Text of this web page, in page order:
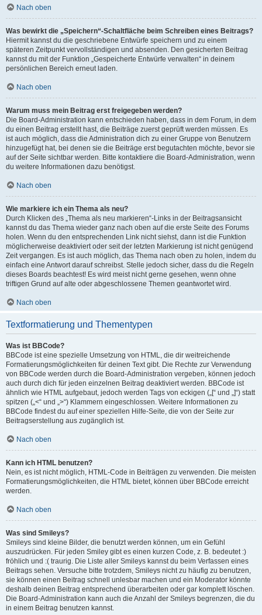
Nach oben
Was bewirkt die „Speichern“-Schaltfläche beim Schreiben eines Beitrags?
Hiermit kannst du die geschriebene Entwürfe speichern und zu einem
späteren Zeitpunkt vervollständigen und absenden. Den gesicherten Beitrag
kannst du mit der Funktion „Gespeicherte Entwürfe verwalten“ in deinem
persönlichen Bereich erneut laden.
Nach oben
Warum muss mein Beitrag erst freigegeben werden?
Die Board-Administration kann entschieden haben, dass in dem Forum, in dem
du einen Beitrag erstellt hast, die Beiträge zuerst geprüft werden müssen. Es
ist auch möglich, dass die Administration dich zu einer Gruppe von Benutzern
hinzugefügt hat, bei denen sie die Beiträge erst begutachten möchte, bevor sie
auf der Seite sichtbar werden. Bitte kontaktiere die Board-Administration, wenn
du weitere Informationen dazu benötigst.
Nach oben
Wie markiere ich ein Thema als neu?
Durch Klicken des „Thema als neu markieren“-Links in der Beitragsansicht
kannst du das Thema wieder ganz nach oben auf die erste Seite des Forums
holen. Wenn du den entsprechenden Link nicht siehst, dann ist die Funktion
möglicherweise deaktiviert oder seit der letzten Markierung ist nicht genügend
Zeit vergangen. Es ist auch möglich, das Thema nach oben zu holen, indem du
einfach eine Antwort darauf schreibst. Stelle jedoch sicher, dass du die Regeln
dieses Boards beachtest! Es wird meist nicht gerne gesehen, wenn ohne
triftigen Grund auf alte oder abgeschlossene Themen geantwortet wird.
Nach oben
Textformatierung und Thementypen
Was ist BBCode?
BBCode ist eine spezielle Umsetzung von HTML, die dir weitreichende
Formatierungsmöglichkeiten für deinen Text gibt. Die Rechte zur Verwendung
von BBCode werden durch die Board-Administration vergeben, können jedoch
auch durch dich für jeden einzelnen Beitrag deaktiviert werden. BBCode ist
ähnlich wie HTML aufgebaut, jedoch werden Tags von eckigen („[“ und „]“) statt
spitzen („<“ und „>“) Klammern eingeschlossen. Weitere Informationen zu
BBCode findest du auf einer speziellen Hilfe-Seite, die von der Seite zur
Beitragserstellung aus zugänglich ist.
Nach oben
Kann ich HTML benutzen?
Nein, es ist nicht möglich, HTML-Code in Beiträgen zu verwenden. Die meisten
Formatierungsmöglichkeiten, die HTML bietet, können über BBCode erreicht
werden.
Nach oben
Was sind Smileys?
Smileys sind kleine Bilder, die benutzt werden können, um ein Gefühl
auszudrücken. Für jeden Smiley gibt es einen kurzen Code, z. B. bedeutet :)
fröhlich und :( traurig. Die Liste aller Smileys kannst du beim Verfassen eines
Beitrags sehen. Versuche bitte trotzdem, Smileys nicht zu häufig zu benutzen,
sie können einen Beitrag schnell unlesbar machen und ein Moderator könnte
deshalb deinen Beitrag entsprechend überarbeiten oder gar komplett löschen.
Die Board-Administration kann auch die Anzahl der Smileys begrenzen, die du
in einem Beitrag benutzen kannst.